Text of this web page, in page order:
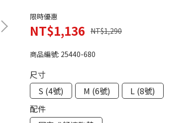
限時優惠
NT$1,136 NT$1,290
商品編號: 25440-680
尺寸
S (4號)
M (6號)
L (8號)
配件